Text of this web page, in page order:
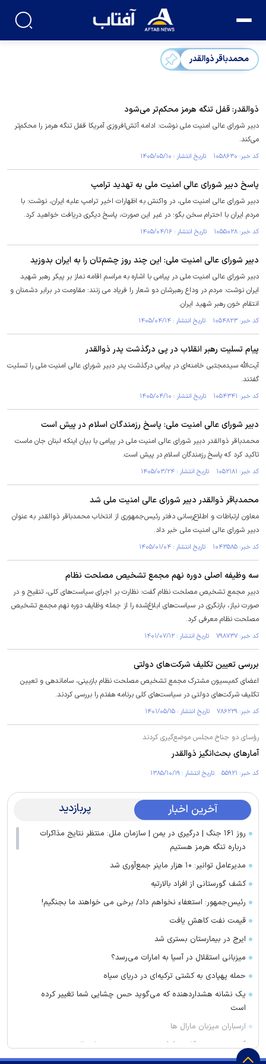
محمدباقر ذوالقدر
ذوالقدر: قفل تنگه هرمز محکم‌تر می‌شود
دبیر شورای عالی امنیت ملی نوشت: ادامه آتش‌افروزی آمریکا قفل تنگه هرمز را محکم‌تر
می‌کند.
کد خبر: ۱۰۵۸۶۳۰ تاریخ انتشار : ۱۴۰۵/۰۵/۱۰
پاسخ دبیر شورای عالی امنیت ملی به تهدید ترامپ
دبیر شورای عالی امنیت ملی، در واکنش به اظهارات اخیر ترامپ علیه ایران، نوشت: با
مردم ایران با احترام سخن بگو؛ در غیر این صورت، پاسخ دیگری دریافت خواهید کرد.
کد خبر: ۱۰۵۵۰۲۸ تاریخ انتشار : ۱۴۰۵/۰۴/۱۶
دبیر شورای عالی امنیت ملی: این چند روز چشم‌تان را به ایران بدوزید
دبیر شورای عالی امنیت ملی در پیامی با اشاره به مراسم اقامه نماز بر پیکر رهبر شهید
ایران نوشت: مردم در وداع رهبرشان دو شعار را فریاد می زنند: مقاومت در برابر دشمنان و
انتقام خون رهبر شهید ایران.
کد خبر: ۱۰۵۴۸۲۳ تاریخ انتشار : ۱۴۰۵/۰۴/۱۴
پیام تسلیت رهبر انقلاب در پی درگذشت پدر ذوالقدر
آیت‌الله سیدمجتبی خامنه‌ای در پیامی درگذشت پدر دبیر شورای عالی امنیت ملی را تسلیت
گفتند.
کد خبر: ۱۰۵۴۳۴۱ تاریخ انتشار : ۱۴۰۵/۰۴/۱۰
دبیر شورای عالی امنیت ملی: ‏پاسخ رزمندگان اسلام در پیش است
محمدباقر ذوالقدر دبیر شورای عالی امنیت ملی در پیامی با بیان اینکه لبنان جان ماست
تاکید کرد که ‏پاسخ رزمندگان اسلام در پیش است.
کد خبر: ۱۰۵۲۱۸۱ تاریخ انتشار : ۱۴۰۵/۰۳/۲۴
محمدباقر ذوالقدر دبیر شورای عالی امنیت ملی شد
معاون ارتباطات و اطلاع‌رسانی دفتر رئیس‌جمهوری از انتخاب محمدباقر ذوالقدر به عنوان
دبیر شورای عالی امنیت ملی خبر داد.
کد خبر: ۱۰۴۳۵۸۵ تاریخ انتشار : ۱۴۰۵/۰۱/۰۴
سه وظیفه اصلی دوره نهم مجمع تشخیص مصلحت نظام
دبیر مجمع تشخیص مصلحت نظام گفت: نظارت بر اجرای سیاست‌های کلی، تنقیح و در
صورت نیاز، بازنگری در سیاست‌های ابلاغ‌شده را از جمله وظایف دوره نهم مجمع تشخیص
مصلحت نظام معرفی کرد.
کد خبر: ۷۹۸۷۳۷ تاریخ انتشار : ۱۴۰۱/۰۷/۱۲
بررسی تعیین تکلیف شرکت‌های دولتی
اعضای کمیسیون مشترک مجمع تشخیص مصلحت نظام بازبینی، ساماندهی و تعیین
تکلیف شرکت‌های دولتی در سیاست‌های کلی برنامه هفتم را بررسی کردند.
کد خبر: ۷۸۶۲۲۹ تاریخ انتشار : ۱۴۰۱/۰۵/۱۵
رؤسای دو جناح مجلس موضع‌گیری کردند
آمارهای بحث‌انگیز ذوالقدر
کد خبر: ۵۵۹۲۱ تاریخ انتشار : ۱۳۸۵/۱۰/۱۹
آخرین اخبار پربازدید
روز ۱۶۱ جنگ | درگیری در یمن | سازمان ملل: منتظر نتایج مذاکرات
درباره تنگه هرمز هستیم
مدیرعامل توانیر: ۱۰ هزار ماینر جمع‌آوری شد
کشف گورستانی از افراد بالارتبه
رئیس‌جمهور: استعفاء نخواهم داد/ برخی می خواهند ما بجنگیم!
قیمت نفت کاهش یافت
ایرج در بیمارستان بستری شد
میزبانی استقلال در آسیا به امارات می‌رسد؟
حمله پهپادی به کشتی ترکیه‌ای در دریای سیاه
یک نشانه هشداردهنده که می‌گوید حس چشایی شما تغییر کرده
است
ارسباران میزبان مارال ها
آتش‌سوزی دستگاه خنک‌کننده در محدوده زیر پل عالی‌نسب تبریز